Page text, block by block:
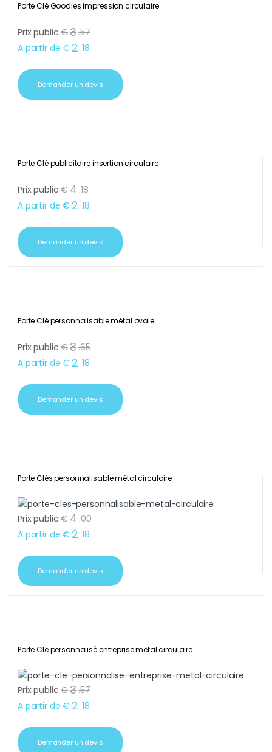
Porte Clé Goodies impression circulaire
Prix public €3.57
A partir de € 2 .18
Demander un devis
Porte Clé publicitaire insertion circulaire
Prix public €4.18
A partir de € 2 .18
Demander un devis
Porte Clé personnalisable métal ovale
Prix public €3.65
A partir de € 2 .18
Demander un devis
Porte Clés personnalisable métal circulaire
Prix public €4.00
A partir de € 2 .18
Demander un devis
Porte Clé personnalisé entreprise métal circulaire
Prix public €3.57
A partir de € 2 .18
Demander un devis